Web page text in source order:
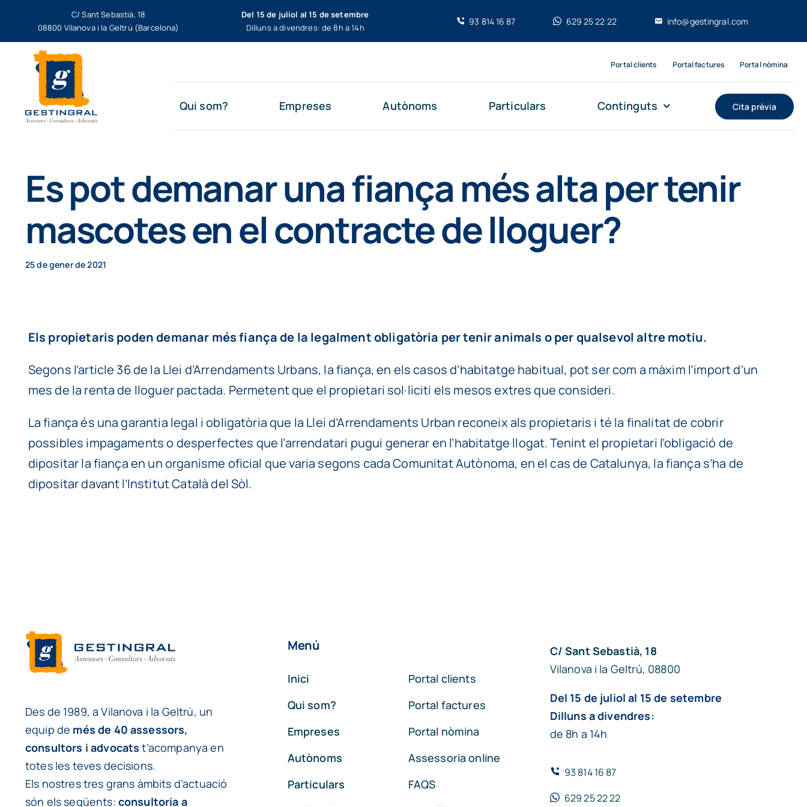
content
C/ Sant Sebastià, 18
08800 Vilanova i la Geltrú (Barcelona)
Del 15 de juliol al 15 de setembre
Dilluns a divendres: de 8h a 14h
93 814 16 87 629 25 22 22 info@gestingral.com
Portal clients Portal factures Portal nòmina
Qui som? Empreses Autònoms Particulars Continguts Cita prèvia
Es pot demanar una fiança més alta per tenir
mascotes en el contracte de lloguer?
25 de gener de 2021
Els propietaris poden demanar més fiança de la legalment obligatòria per tenir animals o per qualsevol altre motiu.
Segons l’article 36 de la Llei d’Arrendaments Urbans, la fiança, en els casos d’habitatge habitual, pot ser com a màxim l’import d’un
mes de la renta de lloguer pactada. Permetent que el propietari sol·liciti els mesos extres que consideri.
La fiança és una garantia legal i obligatòria que la Llei d’Arrendaments Urban reconeix als propietaris i té la finalitat de cobrir
possibles impagaments o desperfectes que l’arrendatari pugui generar en l’habitatge llogat. Tenint el propietari l’obligació de
dipositar la fiança en un organisme oficial que varia segons cada Comunitat Autònoma, en el cas de Catalunya, la fiança s’ha de
dipositar davant l’Institut Català del Sòl.
Des de 1989, a Vilanova i la Geltrú, un
equip de més de 40 assessors,
consultors i advocats t’acompanya en
totes les teves decisions.
Els nostres tres grans àmbits d’actuació
són els següents: consultoria a
Menú
Inici
Qui som?
Empreses
Autònoms
Particulars
Portal clients
Portal factures
Portal nòmina
Assessoria online
FAQS
C/ Sant Sebastià, 18
Vilanova i la Geltrú, 08800
Del 15 de juliol al 15 de setembre
Dilluns a divendres:
de 8h a 14h
93 814 16 87
629 25 22 22